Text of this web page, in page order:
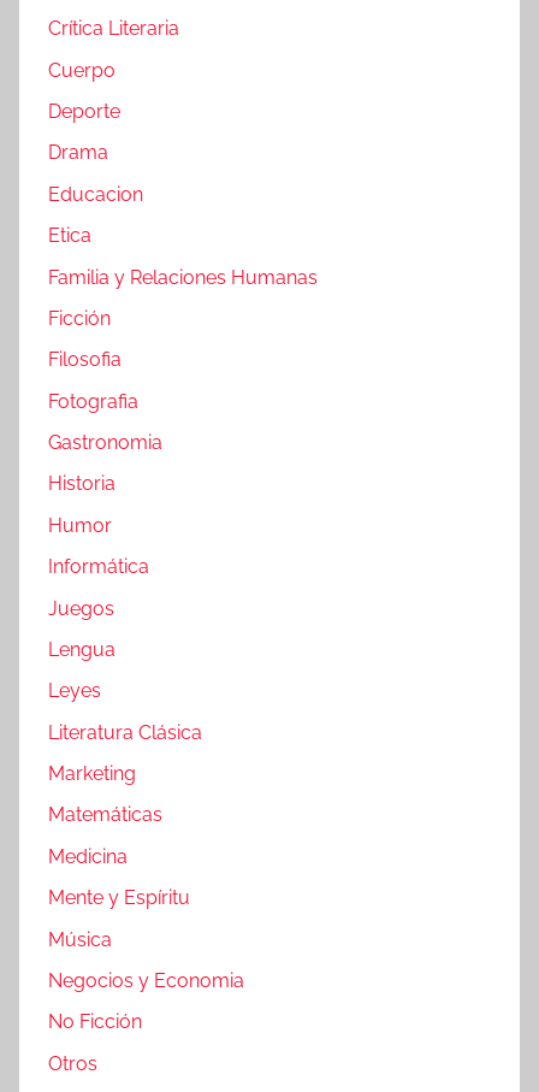
Crítica Literaria
Cuerpo
Deporte
Drama
Educacion
Etica
Familia y Relaciones Humanas
Ficción
Filosofia
Fotografia
Gastronomia
Historia
Humor
Informática
Juegos
Lengua
Leyes
Literatura Clásica
Marketing
Matemáticas
Medicina
Mente y Espíritu
Música
Negocios y Economia
No Ficción
Otros